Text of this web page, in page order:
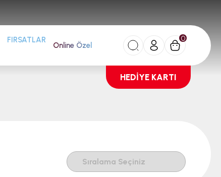
FIRSATLAR Online Özel
0
HEDİYE KARTI